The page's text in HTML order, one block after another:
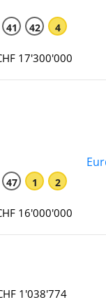
41 42 4
17'300'000
47 1 2
16'000'000
1'038'774